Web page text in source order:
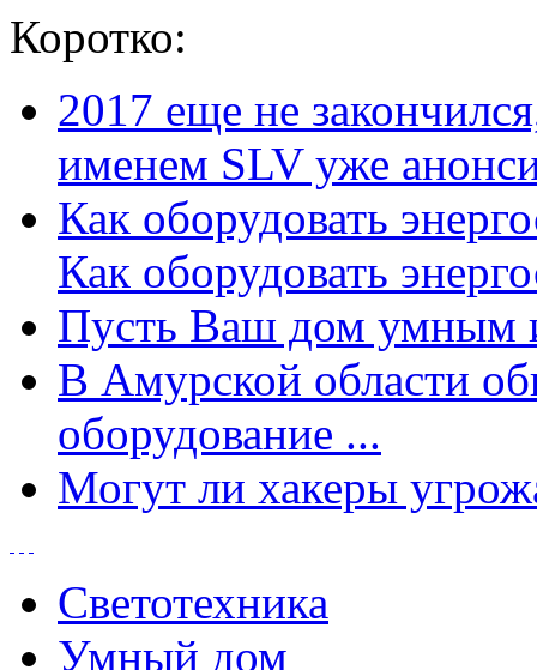
Коротко:
2017 еще не
именем SLV уже
Как оборудовать
Как оборудовать
Пусть Ваш дом умным
В Амурской области
оборудование ...
Могут ли хакеры
Светотехника
Умный дом